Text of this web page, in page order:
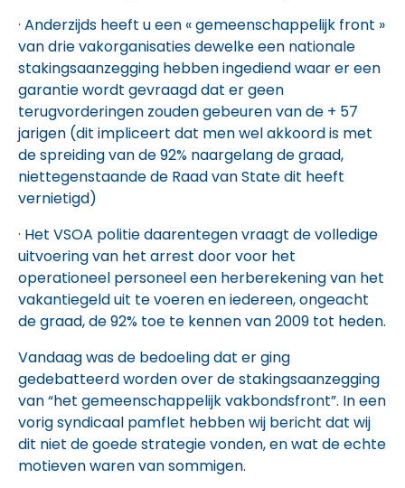
· Anderzijds heeft u een « gemeenschappelijk front »
van drie vakorganisaties dewelke een nationale
stakingsaanzegging hebben ingediend waar er een
garantie wordt gevraagd dat er geen
terugvorderingen zouden gebeuren van de + 57
jarigen (dit impliceert dat men wel akkoord is met
de spreiding van de 92% naargelang de graad,
niettegenstaande de Raad van State dit heeft
vernietigd)
· Het VSOA politie daarentegen vraagt de volledige
uitvoering van het arrest door voor het
operationeel personeel een herberekening van het
vakantiegeld uit te voeren en iedereen, ongeacht
de graad, de 92% toe te kennen van 2009 tot heden.
Vandaag was de bedoeling dat er ging
gedebatteerd worden over de stakingsaanzegging
van “het gemeenschappelijk vakbondsfront”. In een
vorig syndicaal pamflet hebben wij bericht dat wij
dit niet de goede strategie vonden, en wat de echte
motieven waren van sommigen.